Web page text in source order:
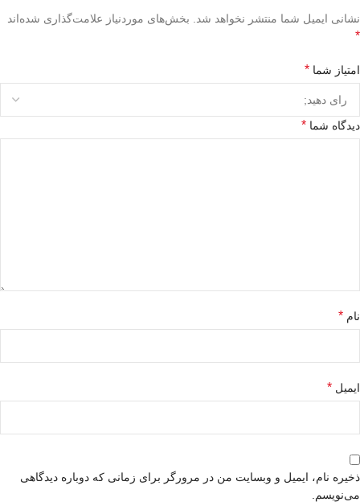
نشانی ایمیل شما منتشر نخواهد شد. بخش‌های موردنیاز علامت‌گذاری شده‌اند
*
امتیاز شما *
دیدگاه شما *
نام *
ایمیل *
ذخیره نام، ایمیل و وبسایت من در مرورگر برای زمانی که دوباره دیدگاهی
می‌نویسم.